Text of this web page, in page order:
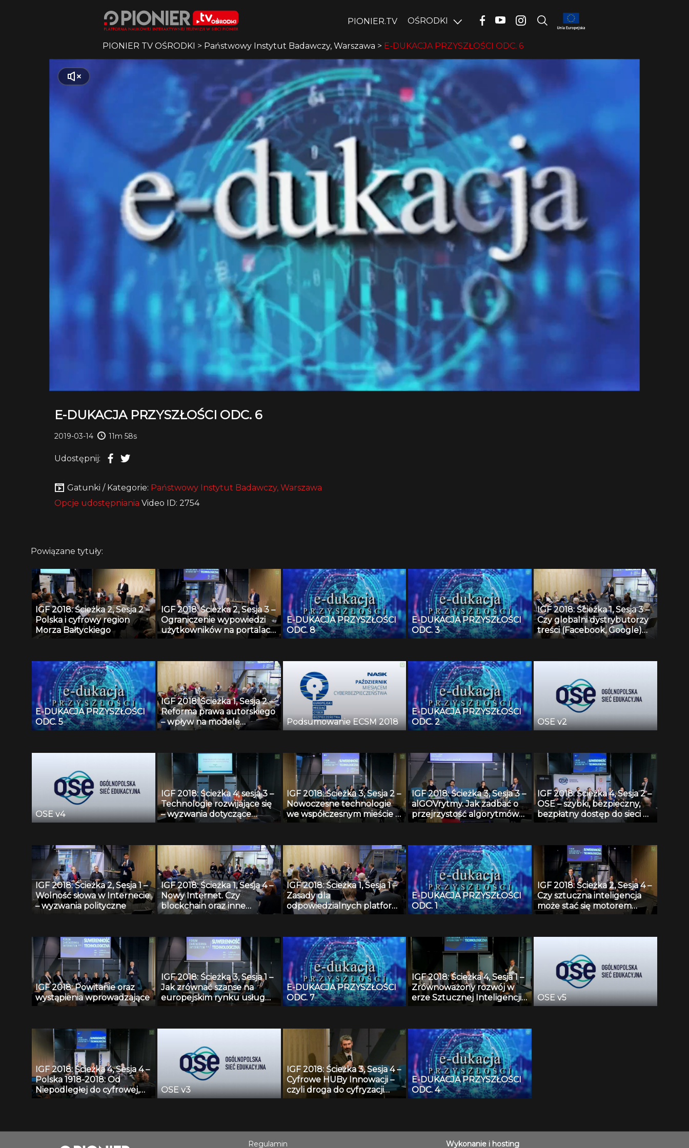
PIONIER.TV OŚRODKI
PIONIER TV OŚRODKI > Państwowy Instytut Badawczy, Warszawa > E-DUKACJA PRZYSZŁOŚCI ODC. 6
E-DUKACJA PRZYSZŁOŚCI ODC. 6
2019-03-14 11m 58s
Udostępnij:
Gatunki / Kategorie: Państwowy Instytut Badawczy, Warszawa
Opcje udostępniania Video ID: 2754
Powiązane tytuły:
IGF 2018: Ścieżka 2, Sesja 2 –
Polska i cyfrowy region
Morza Bałtyckiego
IGF 2018: Ścieżka 2, Sesja 3 –
Ograniczenie wypowiedzi
użytkowników na portalach
społecznościowych –
człowieka i obywatela, czy
niezbędne narzędzia do
walki z naruszaniem prawa i
dobrych obyczajów w sieci?
E-DUKACJA PRZYSZŁOŚCI
ODC. 8
E-DUKACJA PRZYSZŁOŚCI
ODC. 3
IGF 2018: Ścieżka 1, Sesja 3 –
Czy globalni dystrybutorzy
treści (Facebook, Google)
powinni przeznaczać 1%
News?
E-DUKACJA PRZYSZŁOŚCI
ODC. 5
IGF 2018: Ścieżka 1, Sesja 2 –
Reforma prawa autorskiego
– wpływ na modele
biznesowe, innowacyjność,
dostęp do wiedzy i kultury
Podsumowanie ECSM 2018
E-DUKACJA PRZYSZŁOŚCI
ODC. 2
OSE v2
OSE v4
IGF 2018: Ścieżka 4, sesja 3 –
Technologie rozwijające się
– wyzwania dotyczące
nowych kompetencji
IGF 2018: Ścieżka 3, Sesja 2 –
Nowoczesne technologie
we współczesnym mieście –
przyszłość rynku ride-
IGF 2018: Ścieżka 3, Sesja 3 –
alGOVrytmy. Jak zadbać o
przejrzystość algorytmów
tworzonych przez władze?
IGF 2018: Ścieżka 4, Sesja 2 –
OSE – szybki, bezpieczny,
bezpłatny dostęp do sieci w
polskich szkołach.
IGF 2018: Ścieżka 2, Sesja 1 –
Wolność słowa w Internecie
– wyzwania polityczne
IGF 2018: Ścieżka 1, Sesja 4 –
Nowy Internet. Czy
blockchain oraz inne
podobne technologie
zdecentralizowanej Sieci
3.0?
IGF 2018: Ścieżka 1, Sesja 1 –
Zasady dla
odpowiedzialnych platform
internetowych. Jaka
eCommerce?
E-DUKACJA PRZYSZŁOŚCI
ODC. 1
IGF 2018: Ścieżka 2, Sesja 4 –
Czy sztuczna inteligencja
może stać się motorem
rozwoju polskiej
IGF 2018: Powitanie oraz
wystąpienia wprowadzające
IGF 2018: Ścieżka 3, Sesja 1 –
Jak zrównać szanse na
europejskim rynku usług
cyfrowych?
E-DUKACJA PRZYSZŁOŚCI
ODC. 7
IGF 2018: Ścieżka 4, Sesja 1 –
Zrównoważony rozwój w
erze Sztucznej Inteligencji.
minimalizować negatywny
wpływ SI na społeczeństwo i
gospodarkę?
OSE v5
IGF 2018: Ścieżka 4, Sesja 4 –
Polska 1918-2018: Od
Niepodległej do cyfrowej,
czyli jak zachować wolność i
technologii
OSE v3
IGF 2018: Ścieżka 3, Sesja 4 –
Cyfrowe HUBy Innowacji –
czyli droga do cyfryzacji
europejskiego przemysłu.
E-DUKACJA PRZYSZŁOŚCI
ODC. 4
Regulamin Wykonanie i hosting